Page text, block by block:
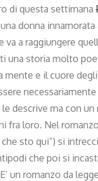
di questa settimana
donna
va a raggiungere
una storia molto
mente e il cuore
descrive ma con
fra loro. Nel
che sto qui”) si
che poi si
un romanzo da